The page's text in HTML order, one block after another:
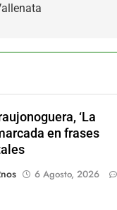
‘La
en frases
6 Agosto, 2026